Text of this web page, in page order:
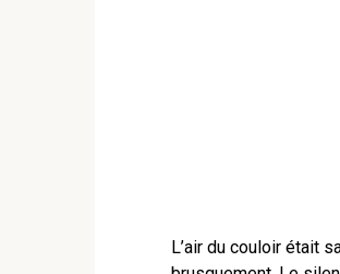
L’air du couloir était